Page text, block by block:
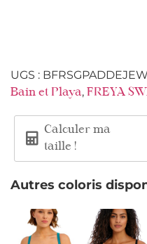
UGS :
Bain et Playa, FREYA
Calculer ma
taille !
Autres coloris